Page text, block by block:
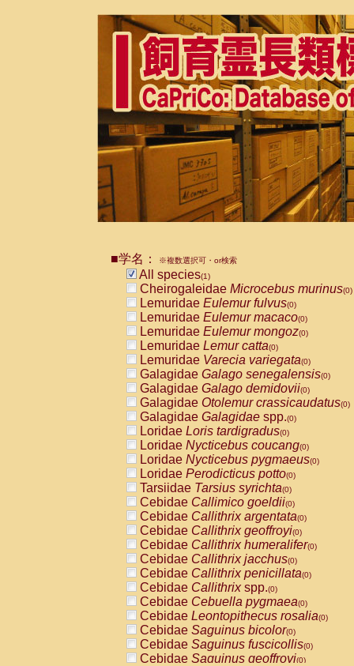
■学名： ※複数選択可・or検索
All species(1)
Cheirogaleidae Microcebus murinus(0)
Lemuridae Eulemur fulvus(0)
Lemuridae Eulemur macaco(0)
Lemuridae Eulemur mongoz(0)
Lemuridae Lemur catta(0)
Lemuridae Varecia variegata(0)
Galagidae Galago senegalensis(0)
Galagidae Galago demidovii(0)
Galagidae Otolemur crassicaudatus(0)
Galagidae Galagidae spp.(0)
Loridae Loris tardigradus(0)
Loridae Nycticebus coucang(0)
Loridae Nycticebus pygmaeus(0)
Loridae Perodicticus potto(0)
Tarsiidae Tarsius syrichta(0)
Cebidae Callimico goeldii(0)
Cebidae Callithrix argentata(0)
Cebidae Callithrix geoffroyi(0)
Cebidae Callithrix humeralifer(0)
Cebidae Callithrix jacchus(0)
Cebidae Callithrix penicillata(0)
Cebidae Callithrixspp.(0)
Cebidae Cebuella pygmaea(0)
Cebidae Leontopithecus rosalia(0)
Cebidae Saguinus bicolor(0)
Cebidae Saguinus fuscicollis(0)
Cebidae Saguinus geoffroyi(0)